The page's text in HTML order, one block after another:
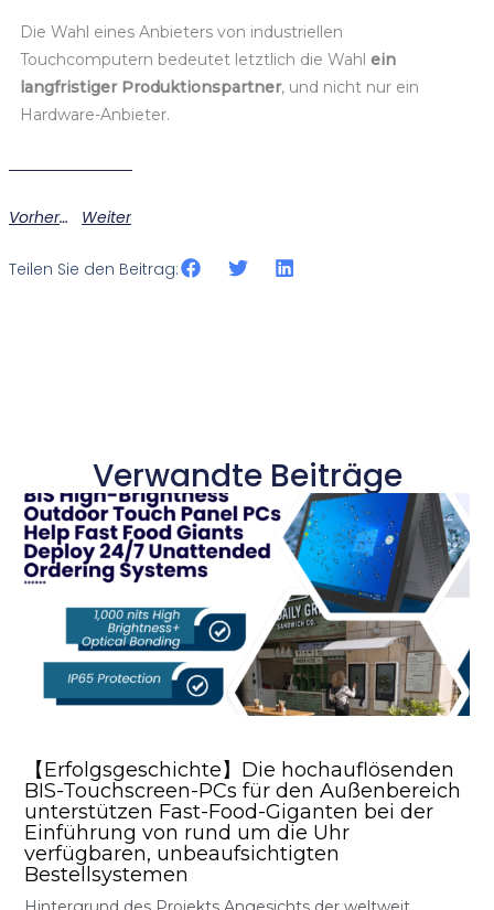
Die Wahl eines Anbieters von industriellen
Touchcomputern bedeutet letztlich die Wahl ein
langfristiger Produktionspartner, und nicht nur ein
Hardware-Anbieter.
Vorherige Weiter
Teilen Sie den Beitrag:
Verwandte Beiträge
【Erfolgsgeschichte】Die hochauflösenden
BIS-Touchscreen-PCs für den Außenbereich
unterstützen Fast-Food-Giganten bei der
Einführung von rund um die Uhr
verfügbaren, unbeaufsichtigten
Bestellsystemen